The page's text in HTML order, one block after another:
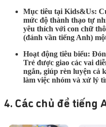
Mục tiêu tại Kids&Us:
mức độ thành thạo tự
yêu thích với con chữ
(đánh vần tiếng Anh)
Hoạt động tiêu biểu:
Trẻ được giao các vai
ngắn, giúp rèn luyện cả
làm việc nhóm và xử lý
4. Các chủ đề tiếng